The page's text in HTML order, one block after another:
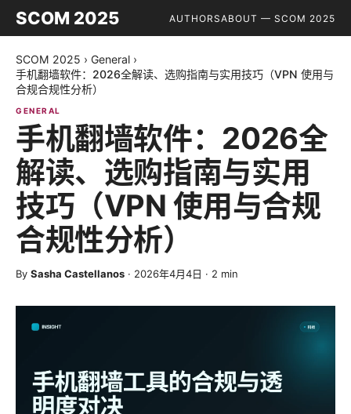
SCOM 2025 AUTHORSABOUT — SCOM 2025
SCOM 2025 › General ›
手机翻墙软件：2026全解读、选购指南与实用技巧（VPN 使用与
合规合规性分析）
GENERAL
手机翻墙软件：2026全
解读、选购指南与实用
技巧（VPN 使用与合规
合规性分析）
By Sasha Castellanos · 2026年4月4日 · 2 min